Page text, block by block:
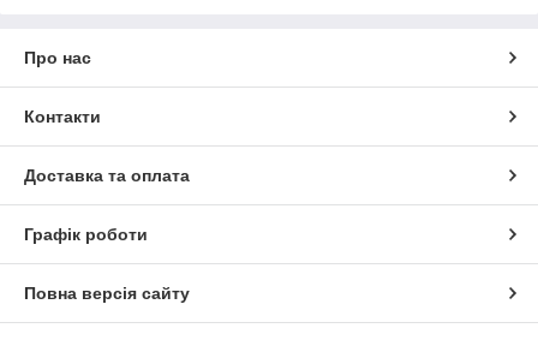
Про нас
Контакти
Доставка та оплата
Графік роботи
Повна версія сайту